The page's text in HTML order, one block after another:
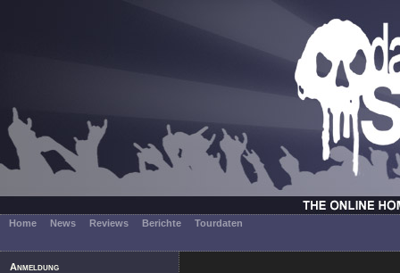
Home News Reviews Berichte Tourdaten
Anmeldung